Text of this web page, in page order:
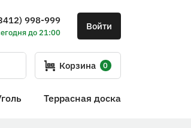
998-999
до 21:00
Войти
Корзина 0
Террасная доска